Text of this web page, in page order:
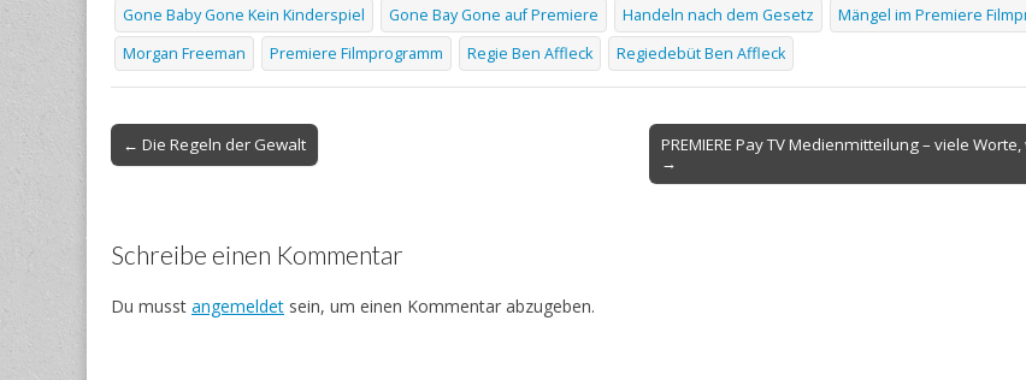
Gone Baby Gone Kein Kinderspiel
Gone Bay Gone auf Premiere Handeln nach dem Gesetz
Mängel im Premiere
Morgan Freeman
Premiere Filmprogramm Regie Ben Affleck Regiedebüt Ben Affleck
Post
navigation
← Die Regeln der Gewalt
PREMIERE Pay TV Medienmitteilung – viele
→
Schreibe einen Kommentar
Du musst angemeldet sein, um einen Kommentar abzugeben.